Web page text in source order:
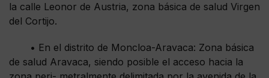
la calle Leonor de Austria, zona básica de salud Virgen
del Cortijo.
• En el distrito de Moncloa-Aravaca: Zona básica
de salud Aravaca, siendo posible el acceso hacia la